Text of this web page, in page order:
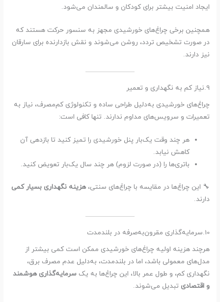
ایجاد امنیت بیشتر برای کودکان و سالمندان می‌شود.
همچنین برخی چراغ‌های خورشیدی مجهز به سنسور حرکت هستند که
در صورت تشخیص تردد، روشن می‌شوند و نقش بازدارنده برای سارقان
نیز دارند.
9.نیاز کم به نگهداری و تعمیر
چراغ‌های خورشیدی به‌دلیل طراحی ساده و تکنولوژی کم‌مصرف، نیاز به
تعمیرات و سرویس‌های مداوم ندارند. تنها کافی است:
هر چند وقت یک‌بار پنل خورشیدی را تمیز کنید تا بازدهی آن
کاهش نیابد.
باتری‌ها را (در صورت لزوم) هر چند سال یک‌بار تعویض کنید.
🔧 این چراغ‌ها در مقایسه با چراغ‌های سنتی،هزینه نگهداری بسیار کمی
دارند.
10.سرمایه‌گذاری مقرون‌به‌صرفه در بلندمدت
هرچند هزینه اولیه چراغ‌های خورشیدی ممکن است کمی بیشتر از
مدل‌های معمولی باشد، اما در بلندمدت، به‌دلیل عدم مصرف برق،
نگهداری کم، و طول عمر بالا، این چراغ‌ها به یکسرمایه‌گذاری هوشمند
و اقتصادی تبدیل می‌شوند.